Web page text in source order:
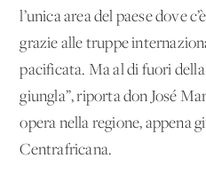
l’unica area del paese dove
grazie alle truppe
pacificata. Ma al di fuori della
giungla”, riporta don José
opera nella regione, appena
Centrafricana.